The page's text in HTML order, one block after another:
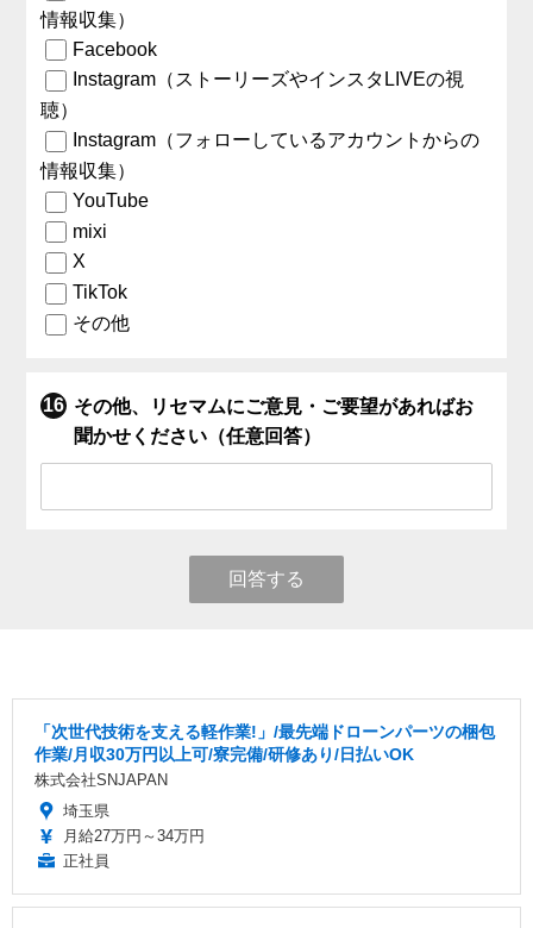
情報収集）
Facebook
Instagram（ストーリーズやインスタLIVEの視
聴）
Instagram（フォローしているアカウントからの
情報収集）
YouTube
mixi
X
TikTok
その他
その他、リセマムにご意見・ご要望があればお
聞かせください（任意回答）
回答する
「次世代技術を支える軽作業!」/最先端ドローンパーツの梱包
作業/月収30万円以上可/寮完備/研修あり/日払いOK
株式会社SNJAPAN
埼玉県
月給27万円～34万円
正社員